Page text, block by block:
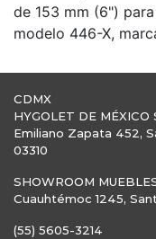
de 153 mm (6")
modelo 446-X,
CDMX
HYGOLET DE MÉXICO
Emiliano Zapata 452,
03310
SHOWROOM
Cuauhtémoc 1245,
(55) 5605-3214